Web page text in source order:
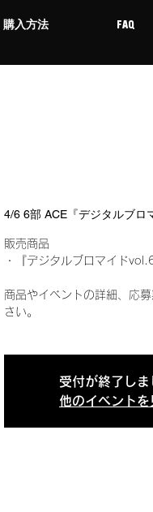
購入方法 FAQ
4/6 6部 ACE『デジタルブロ
販売商品
・『デジタルブロマイド
商品やイベントの詳細、応
さい。
受付が終了しま
他のイベントを